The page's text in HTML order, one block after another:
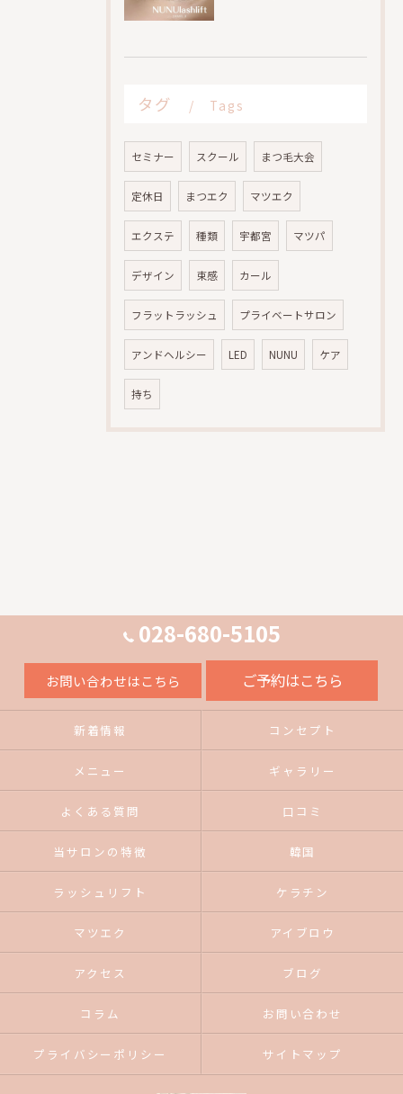
タグ Tags
セミナー スクール まつ毛大会
定休日 まつエク マツエク
エクステ 種類 宇都宮 マツパ
デザイン 束感 カール
フラットラッシュ プライベートサロン
アンドヘルシー LED NUNU ケア
持ち
028-680-5105
お問い合わせはこちら ご予約はこちら
新着情報 コンセプト
メニュー ギャラリー
よくある質問 口コミ
当サロンの特徴 韓国
ラッシュリフト ケラチン
マツエク アイブロウ
アクセス ブログ
コラム お問い合わせ
プライバシーポリシー サイトマップ